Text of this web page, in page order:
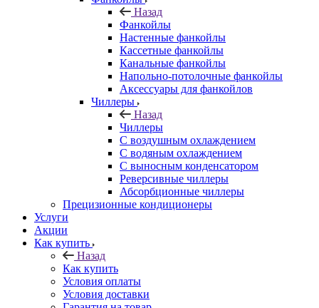
Назад
Фанкойлы
Настенные фанкойлы
Кассетные фанкойлы
Канальные фанкойлы
Напольно-потолочные фанкойлы
Аксессуары для фанкойлов
Чиллеры
Назад
Чиллеры
С воздушным охлаждением
С водяным охлаждением
С выносным конденсатором
Реверсивные чиллеры
Абсорбционные чиллеры
Прецизионные кондиционеры
Услуги
Акции
Как купить
Назад
Как купить
Условия оплаты
Условия доставки